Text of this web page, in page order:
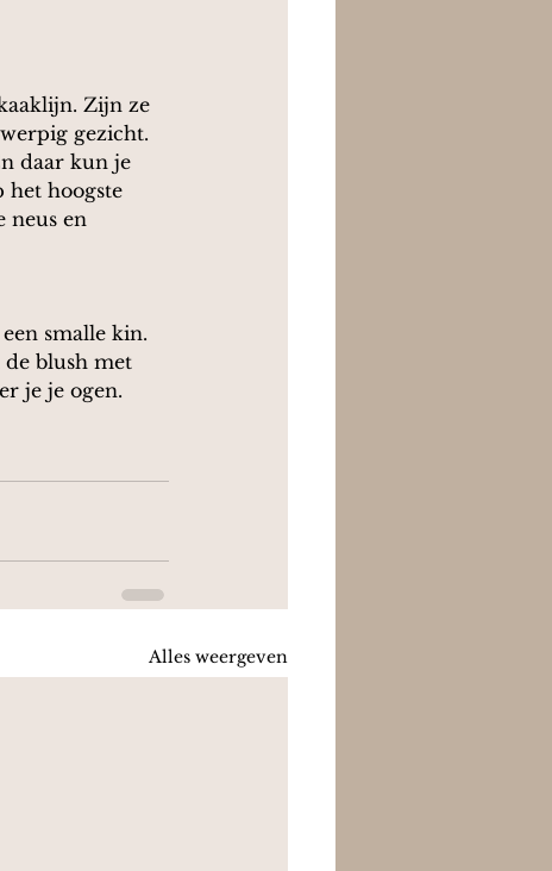
Zijn ze
gezicht.
daar kun je
het hoogste
neus en
smalle kin.
blush met
je je ogen.
Alles weergeven